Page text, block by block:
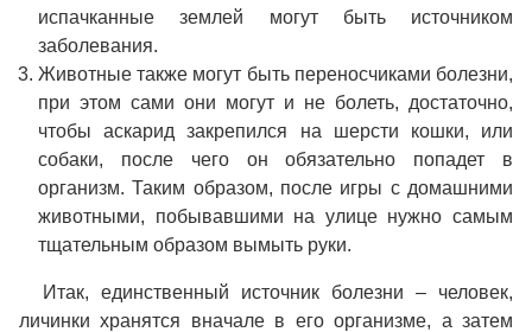
испачканные землей могут быть источником
заболевания.
Животные также могут быть переносчиками болезни,
при этом сами они могут и не болеть, достаточно,
чтобы аскарид закрепился на шерсти кошки, или
собаки, после чего он обязательно попадет в
организм. Таким образом, после игры с домашними
животными, побывавшими на улице нужно самым
тщательным образом вымыть руки.
Итак, единственный источник болезни – человек,
личинки хранятся вначале в его организме, а затем